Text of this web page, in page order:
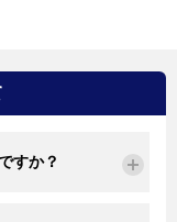
すか？